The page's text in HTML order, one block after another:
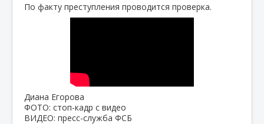
По факту преступления проводится проверка.
Диана Егорова
ФОТО: стоп-кадр с видео
ВИДЕО: пресс-служба ФСБ